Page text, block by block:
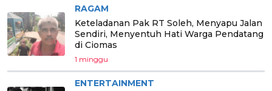
RAGAM
Keteladanan Pak RT Soleh, Menyapu Jalan
Sendiri, Menyentuh Hati Warga Pendatang
di Ciomas
1 minggu
ENTERTAINMENT